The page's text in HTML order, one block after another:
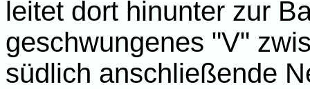
leitet dort hinunter zur
geschwungenes "V"
südlich anschließende